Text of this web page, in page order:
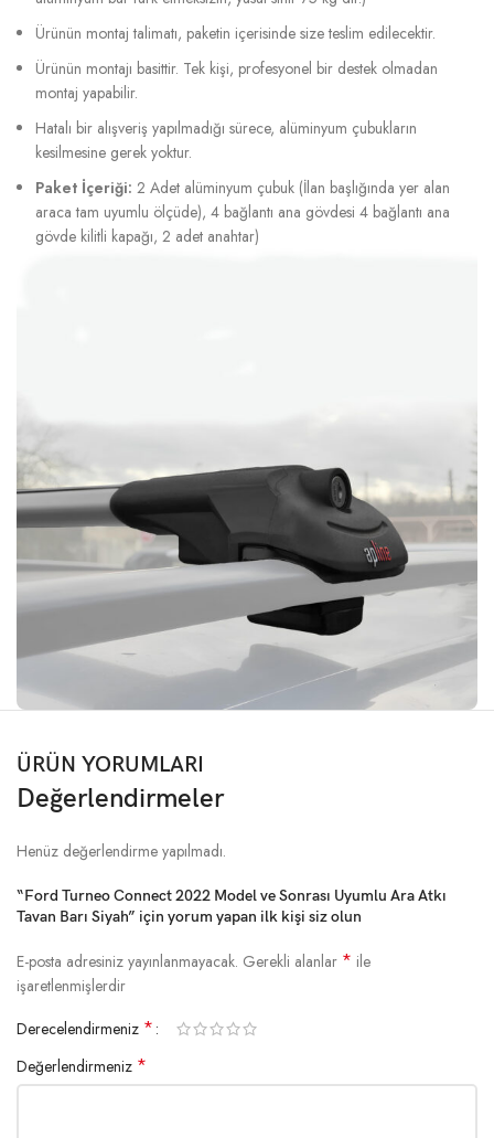
Ürünün montaj talimatı, paketin içerisinde size teslim edilecektir.
Ürünün montajı basittir. Tek kişi, profesyonel bir destek olmadan
montaj yapabilir.
Hatalı bir alışveriş yapılmadığı sürece, alüminyum çubukların
kesilmesine gerek yoktur.
Paket İçeriği: 2 Adet alüminyum çubuk (İlan başlığında yer alan
araca tam uyumlu ölçüde), 4 bağlantı ana gövdesi 4 bağlantı ana
gövde kilitli kapağı, 2 adet anahtar)
ÜRÜN YORUMLARI
Değerlendirmeler
Henüz değerlendirme yapılmadı.
“Ford Turneo Connect 2022 Model ve Sonrası Uyumlu Ara Atkı
Tavan Barı Siyah” için yorum yapan ilk kişi siz olun
E-posta adresiniz yayınlanmayacak. Gerekli alanlar * ile
işaretlenmişlerdir
Derecelendirmeniz *
Değerlendirmeniz *